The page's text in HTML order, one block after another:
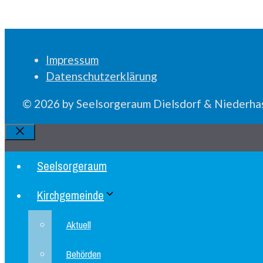
Impressum
Datenschutzerklärung
© 2026 by Seelsorgeraum Dielsdorf &
Schliessen
Seelsorgeraum
Kirchgemeinde
Aktuell
Behörden